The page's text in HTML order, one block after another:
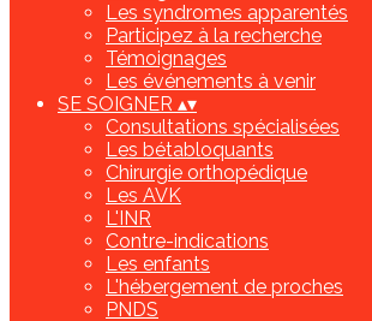
Les syndromes apparentés
Participez à la recherche
Témoignages
Les événements à venir
SE SOIGNER ▴▾
Consultations spécialisées
Les bétabloquants
Chirurgie orthopédique
Les AVK
L'INR
Contre-indications
Les enfants
L'hébergement de proches
PNDS